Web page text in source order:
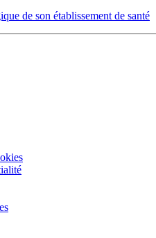
de son établissement de santé